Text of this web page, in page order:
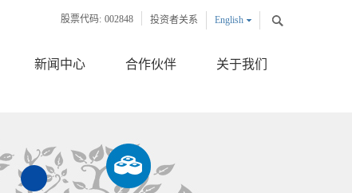
English
投资者关系
股票代码: 002848
新闻中心 合作伙伴 关于我们